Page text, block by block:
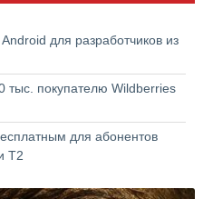
для разработчиков из
тыс. покупателю Wildberries
для абонентов
Т2